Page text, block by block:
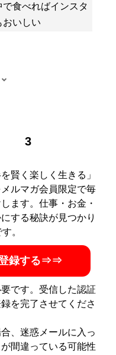
で食べればインスタ
おいしい
3
以上。日米のメディアで
ル育児、インタビュ
イなど、多数の記事を執
サイトを中心に翻訳・
世界100ヵ国以上の現
海外書き人クラブ 」会員
賢く楽しく生きる」
ルマガ会員限定で毎
ます。仕事・お金・
する秘訣が見つかり
。
登録する⇒⇒
です。受信した認証
を完了させてくださ
、迷惑メールに入っ
間違っている可能性